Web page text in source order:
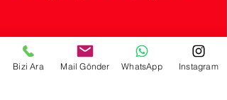
Bizi Ara Mail Gönder WhatsApp Instagram